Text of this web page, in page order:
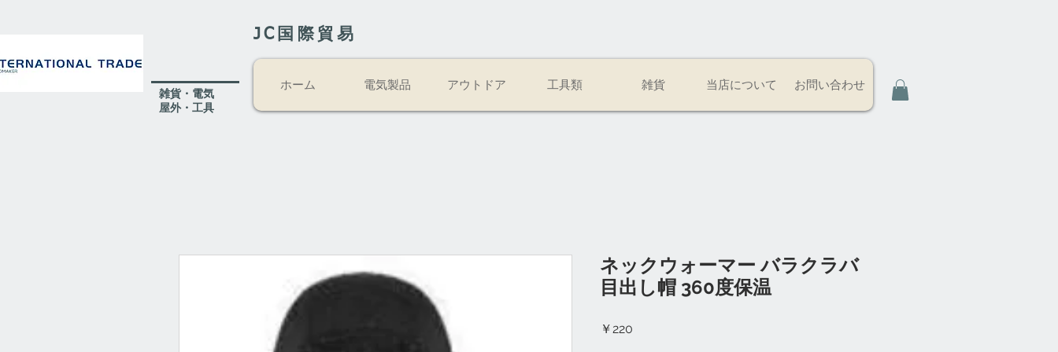
JC国際貿易
​雑貨・電気
​屋外・工具
ホーム 電気製品 アウトドア 工具類 雑貨 当店について お問い合わせ
ネックウォーマー バラクラバ
目出し帽 360度保温
￥220